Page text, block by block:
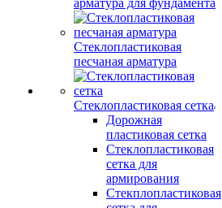
арматура для фундамента
Стеклопластиковая
песчаная арматура
Стеклопластиковая сетка
Дорожная
пластиковая сетка
Стеклопластиковая
сетка для
армирования
Стекплопластиковая